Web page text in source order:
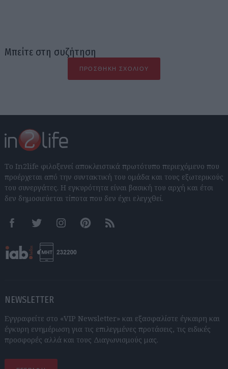
Μπείτε στη συζήτηση
ΠΡΟΣΘΉΚΗ ΣΧΟΛΊΟΥ
Το In2life φιλοξενεί αποκλειστικά πρωτότυπο περιεχόμενο που
προέρχεται από την συντακτική του ομάδα και τους εξωτερικούς
του συνεργάτες. Η εγκυρότητα είναι βασική του αρχή και έτσι
δεν δημοσιεύεται τίποτα που δεν έχει ελεγχθεί.
FacebookTwitter InstagramPinterestRSS feeds
NEWSLETTER
Εγγραφείτε στο «VIP Newsletter» και εξασφαλίστε έγκαιρη και
έγκυρη ενημέρωση για τις επιλεγμένες προτάσεις, τις ειδικές
προσφορές αλλά και τους Διαγωνισμούς μας.